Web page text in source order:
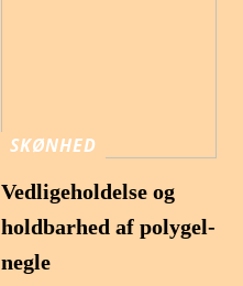
SKØNHED
Vedligeholdelse og
holdbarhed af polygel-
negle